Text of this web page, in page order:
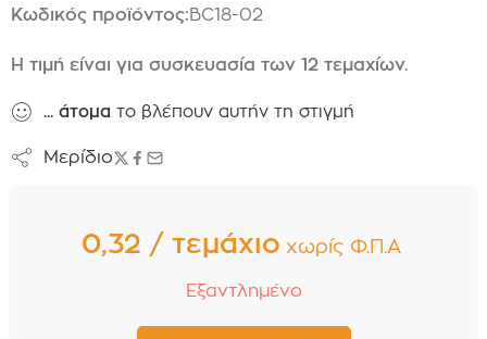
Κωδικός προϊόντος:BC18-02
Η τιμή είναι για συσκευασία των 12 τεμαχίων.
... άτομα το βλέπουν αυτήν τη στιγμή
Μερίδιο
0,32 / τεμάχιο χωρίς Φ.Π.Α
Εξαντλημένο